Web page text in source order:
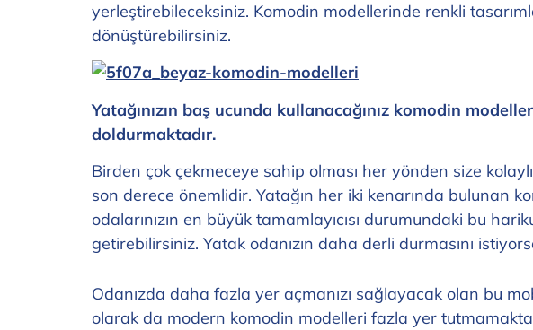
yerleştirebileceksiniz. Komodin modellerinde renkli
dönüştürebilirsiniz.
Yatağınızın baş ucunda kullanacağınız komodin
doldurmaktadır.
Birden çok çekmeceye sahip olması her yönden size
son derece önemlidir. Yatağın her iki kenarında bulunan
odalarınızın en büyük tamamlayıcısı durumundaki bu
getirebilirsiniz. Yatak odanızın daha derli durmasını
Odanızda daha fazla yer açmanızı sağlayacak olan bu
olarak da modern komodin modelleri fazla yer